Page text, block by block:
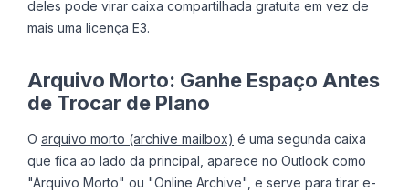
deles pode virar caixa compartilhada gratuita em vez de
mais uma licença E3.
Arquivo Morto: Ganhe Espaço Antes
de Trocar de Plano
O arquivo morto (archive mailbox) é uma segunda caixa
que fica ao lado da principal, aparece no Outlook como
"Arquivo Morto" ou "Online Archive", e serve para tirar e-